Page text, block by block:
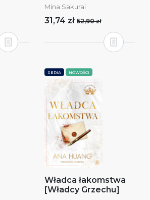
Mina Sakurai
31,74 zł 52,90 zł
SERIA NOWOŚCI
Władca łakomstwa
[Władcy Grzechu]